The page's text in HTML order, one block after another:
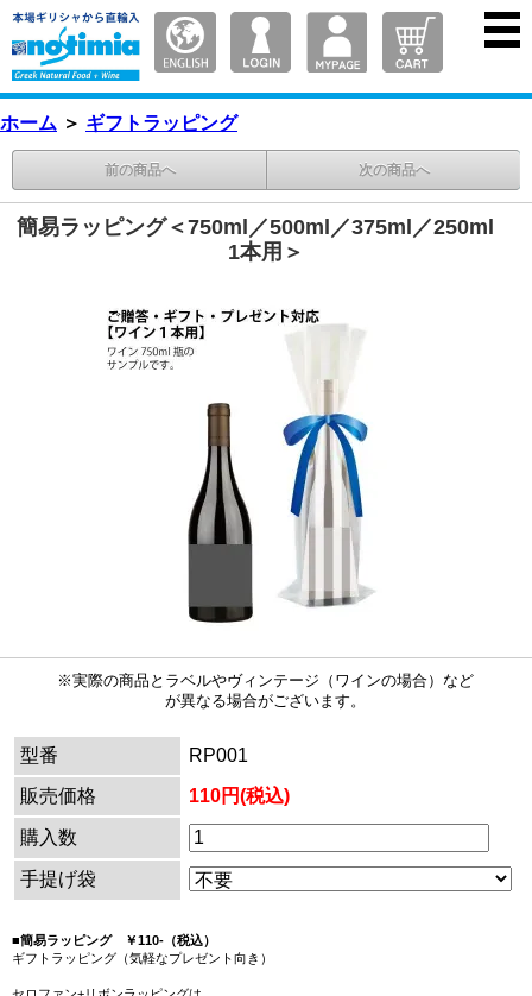
ホーム ＞ ギフトラッピング
前の商品へ 次の商品へ
簡易ラッピング＜750ml／500ml／375ml／250ml
1本用＞
※実際の商品とラベルやヴィンテージ（ワインの場合）など
が異なる場合がございます。
型番
RP001
販売価格
110円(税込)
購入数
手提げ袋
■簡易ラッピング ￥110-（税込）
ギフトラッピング（気軽なプレゼント向き）